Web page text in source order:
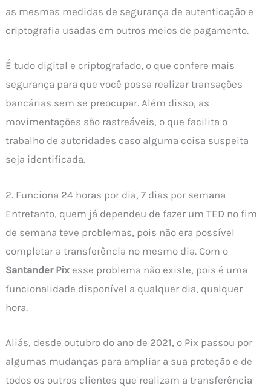
as mesmas medidas de segurança de autenticação e
criptografia usadas em outros meios de pagamento.
É tudo digital e criptografado, o que confere mais
segurança para que você possa realizar transações
bancárias sem se preocupar. Além disso, as
movimentações são rastreáveis, o que facilita o
trabalho de autoridades caso alguma coisa suspeita
seja identificada.
2. Funciona 24 horas por dia, 7 dias por semana
Entretanto, quem já dependeu de fazer um TED no fim
de semana teve problemas, pois não era possível
completar a transferência no mesmo dia. Com o
Santander Pix esse problema não existe, pois é uma
funcionalidade disponível a qualquer dia, qualquer
hora.
Aliás, desde outubro do ano de 2021, o Pix passou por
algumas mudanças para ampliar a sua proteção e de
todos os outros clientes que realizam a transferência